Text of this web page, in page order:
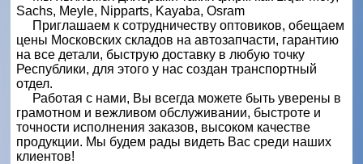
Sachs, Meyle, Nipparts, Kayaba, Osram
Приглашаем к сотрудничеству оптовиков, обещаем
цены Московских складов на автозапчасти, гарантию
на все детали, быструю доставку в любую точку
Республики, для этого у нас создан транспортный
отдел.
Работая с нами, Вы всегда можете быть уверены в
грамотном и вежливом обслуживании, быстроте и
точности исполнения заказов, высоком качестве
продукции. Мы будем рады видеть Вас среди наших
клиентов!